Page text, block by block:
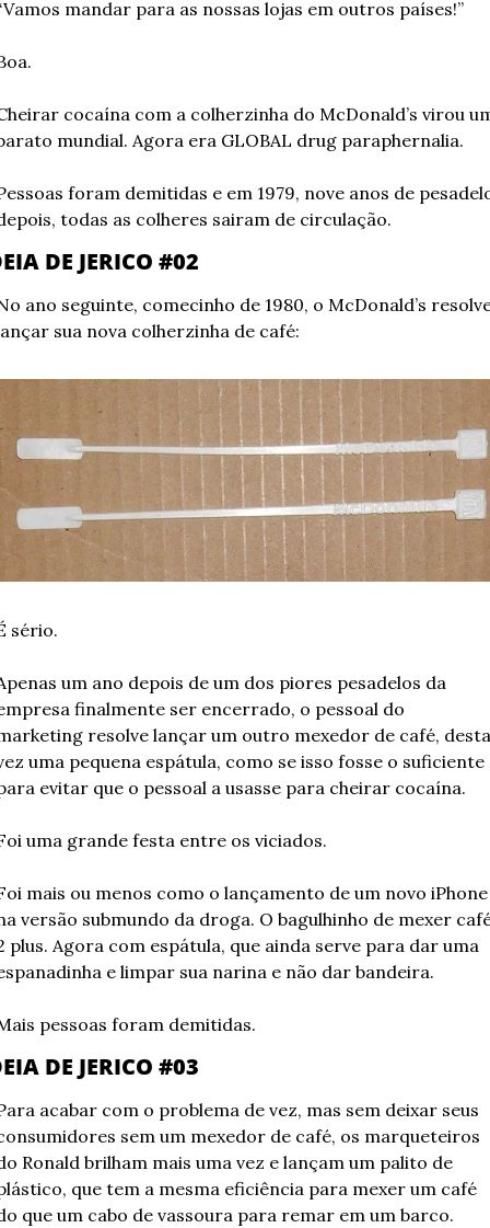
mandar para as nossas lojas em outros países!”
cocaína com a colherzinha do McDonald’s virou
mundial. Agora era GLOBAL drug paraphernalia.
foram demitidas e em 1979, nove anos de
todas as colheres sairam de circulação.
DE JERICO #02
ano seguinte, comecinho de 1980, o McDonald’s
sua nova colherzinha de café:
sério.
um ano depois de um dos piores pesadelos da
finalmente ser encerrado, o pessoal do
resolve lançar um outro mexedor de café, desta
uma pequena espátula, como se isso fosse o suficiente
evitar que o pessoal a usasse para cheirar cocaína.
uma grande festa entre os viciados.
mais ou menos como o lançamento de um novo iPhone
versão submundo da droga. O bagulhinho de mexer
plus. Agora com espátula, que ainda serve para dar uma
e limpar sua narina e não dar bandeira.
pessoas foram demitidas.
DE JERICO #03
acabar com o problema de vez, mas sem deixar seus
sem um mexedor de café, os marqueteiros
Ronald brilham mais uma vez e lançam um palito de
que tem a mesma eficiência para mexer um café
que um cabo de vassoura para remar em um barco.